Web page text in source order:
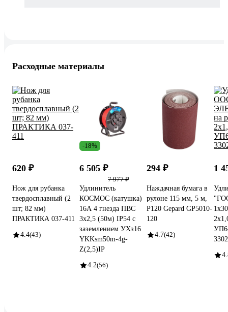
Расходные материалы
620 ₽
Нож для рубанка
твердосплавный (2
шт; 82 мм)
ПРАКТИКА 037-411
4.4(43)
-18%
6 505 ₽
7 977 ₽
Удлинитель
КОСМОС (катушка)
16А 4 гнезда ПВС
3х2,5 (50м) IP54 с
заземлением УХз16
YKKsm50m-4g-
Z(2,5)IP
4.2(56)
294 ₽
Наждачная бумага в
рулоне 115 мм, 5 м,
Р120 Gepard GP5010-
120
4.7(42)
1